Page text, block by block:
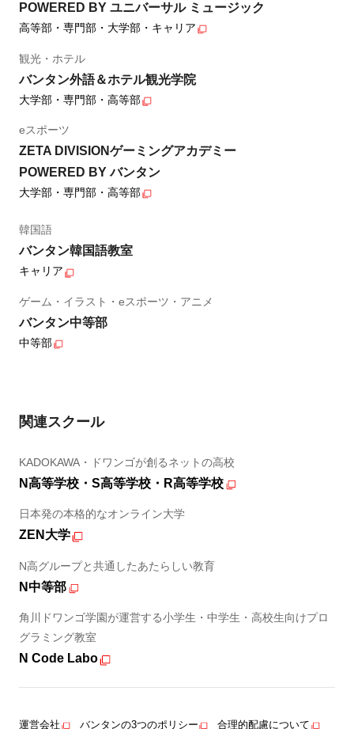
POWERED BY ユニバーサル ミュージック
高等部・専門部・大学部・キャリア
観光・ホテル
バンタン外語＆ホテル観光学院
大学部・専門部・高等部
eスポーツ
ZETA DIVISIONゲーミングアカデミー
POWERED BY バンタン
大学部・専門部・高等部
韓国語
バンタン韓国語教室
キャリア
ゲーム・イラスト・eスポーツ・アニメ
バンタン中等部
中等部
関連スクール
KADOKAWA・ドワンゴが創るネットの高校
N高等学校・S高等学校・R高等学校
日本発の本格的なオンライン大学
ZEN大学
N高グループと共通したあたらしい教育
N中等部
角川ドワンゴ学園が運営する小学生・中学生・高校生向けプロ
グラミング教室
N Code Labo
運営会社 バンタンの3つのポリシー 合理的配慮について